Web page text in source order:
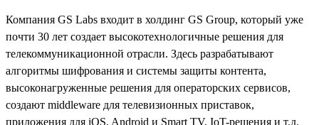
Компания GS Labs входит в холдинг GS Group, который уже
почти 30 лет создает высокотехнологичные решения для
телекоммуникационной отрасли. Здесь разрабатывают
алгоритмы шифрования и системы защиты контента,
высоконагруженные решения для операторских сервисов,
создают middleware для телевизионных приставок,
приложения для iOS, Android и Smart TV, IoT-решения и т.д.